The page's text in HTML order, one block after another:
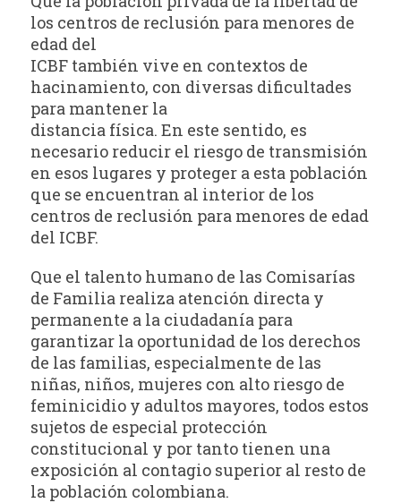
los centros de reclusión para menores de
edad del
ICBF también vive en contextos de
hacinamiento, con diversas dificultades
para mantener la
distancia física. En este sentido, es
necesario reducir el riesgo de transmisión
en esos lugares y proteger a esta población
que se encuentran al interior de los
centros de reclusión para menores de edad
del ICBF.
Que el talento humano de las Comisarías
de Familia realiza atención directa y
permanente a la ciudadanía para
garantizar la oportunidad de los derechos
de las familias, especialmente de las
niñas, niños, mujeres con alto riesgo de
feminicidio y adultos mayores, todos estos
sujetos de especial protección
constitucional y por tanto tienen una
exposición al contagio superior al resto de
la población colombiana.